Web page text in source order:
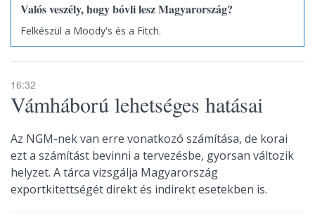
Valós veszély, hogy bóvli lesz Magyarország?
Felkészül a Moody's és a Fitch.
16:32
Vámháború lehetséges hatásai
Az NGM-nek van erre vonatkozó számítása, de korai
ezt a számítást bevinni a tervezésbe, gyorsan változik
helyzet. A tárca vizsgálja Magyarország
exportkitettségét direkt és indirekt esetekben is.